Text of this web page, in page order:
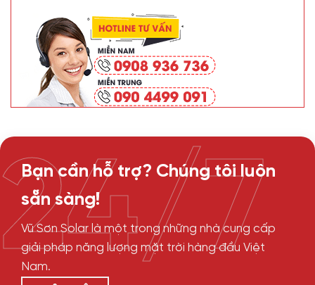
Bạn cần hỗ trợ? Chúng tôi luôn
sẵn sàng!
Vũ Sơn Solar là một trong những nhà cung cấp
giải pháp năng lượng mặt trời hàng đầu Việt
Nam.
24/7